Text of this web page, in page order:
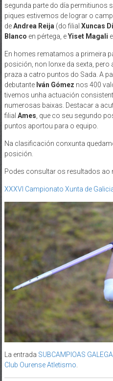
segunda parte do día permitiunos
piques estivemos de lograr o
deAndrea Reija (do filial Xuncas
Blanco en pértega, eYiset Magali
En homes rematamos a primeira
posición, non lonxe da sexta,
praza a catro puntos do Sada. A
debutante Iván Gómez nos 400
tivemos unha actuación
numerosas baixas. Destacar a
filial Ames , que co seu segundo
puntos aportou para o equipo.
Na clasificación conxunta
posición.
Podes consultar os resultados ao
XXXVI Campionato Xunta de
La entrada SUBCAMPIOAS
Club Ourense Atletismo